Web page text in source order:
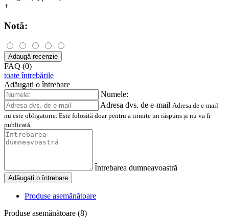
+
Notă:
Adaugă recenzie
FAQ (0)
toate întrebările
Adăugați o întrebare
Numele:
Adresa dvs. de e-mail Adresa de e-mail
nu este obligatorie. Este folosită doar pentru a trimite un răspuns și nu va fi
publicată.
Întrebarea dumneavoastră
Adăugați o întrebare
Produse asemănătoare
Produse asemănătoare (8)